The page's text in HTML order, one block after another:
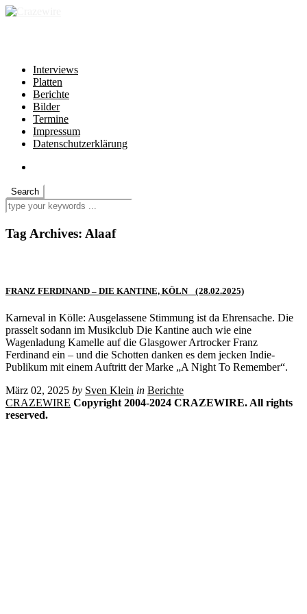
Interviews
Platten
Berichte
Bilder
Termine
Impressum
Datenschutzerklärung
Tag Archives: Alaaf
FRANZ FERDINAND – DIE KANTINE, KÖLN (28.02.2025)
Karneval in Kölle: Ausgelassene Stimmung ist da Ehrensache. Die
prasselt sodann im Musikclub Die Kantine auch wie eine
Wagenladung Kamelle auf die Glasgower Artrocker Franz
Ferdinand ein – und die Schotten danken es dem jecken Indie-
Publikum mit einem Auftritt der Marke „A Night To Remember“.
März 02, 2025 by Sven Klein in Berichte
CRAZEWIRE Copyright 2004-2024 CRAZEWIRE. All rights
reserved.